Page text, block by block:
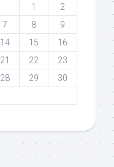
1
2
7 8
9
14 15
16
21 22
23
28 29
30